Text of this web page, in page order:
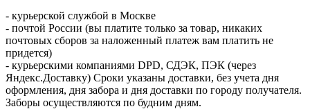
- курьерской службой в Москве
- почтой России (вы платите только за товар, никаких
почтовых сборов за наложенный платеж вам платить не
придется)
- курьерскими компаниями DPD, СДЭК, ПЭК (через
Яндекс.Доставку) Сроки указаны доставки, без учета дня
оформления, дня забора и дня доставки по городу получателя.
Заборы осуществляются по будним дням.